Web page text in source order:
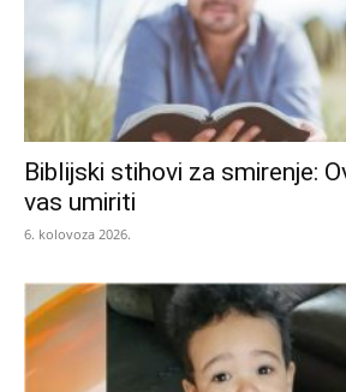
Biblijski stihovi za smirenje:
vas umiriti
6. kolovoza 2026.